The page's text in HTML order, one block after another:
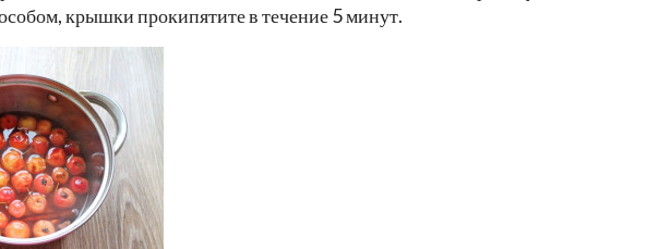
крышки прокипятите в течение 5 минут.